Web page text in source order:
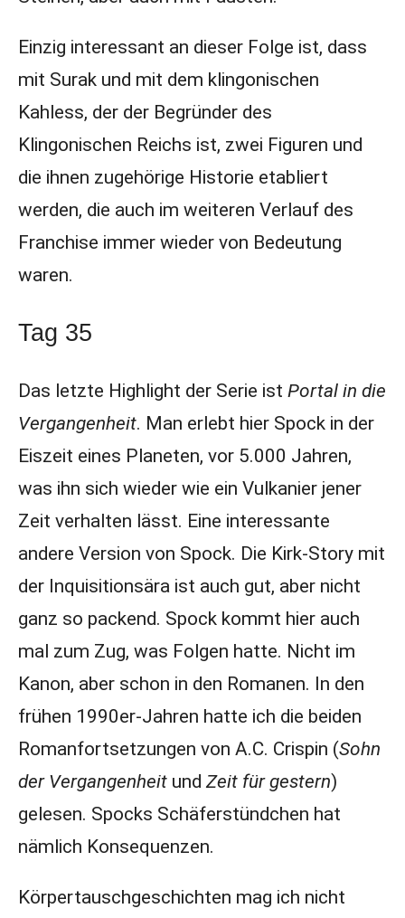
Einzig interessant an dieser Folge ist, dass
mit Surak und mit dem klingonischen
Kahless, der der Begründer des
Klingonischen Reichs ist, zwei Figuren und
die ihnen zugehörige Historie etabliert
werden, die auch im weiteren Verlauf des
Franchise immer wieder von Bedeutung
waren.
Tag 35
Das letzte Highlight der Serie ist Portal in die
Vergangenheit. Man erlebt hier Spock in der
Eiszeit eines Planeten, vor 5.000 Jahren,
was ihn sich wieder wie ein Vulkanier jener
Zeit verhalten lässt. Eine interessante
andere Version von Spock. Die Kirk-Story mit
der Inquisitionsära ist auch gut, aber nicht
ganz so packend. Spock kommt hier auch
mal zum Zug, was Folgen hatte. Nicht im
Kanon, aber schon in den Romanen. In den
frühen 1990er-Jahren hatte ich die beiden
Romanfortsetzungen von A.C. Crispin (Sohn
der VergangenheitundZeit für gestern)
gelesen. Spocks Schäferstündchen hat
nämlich Konsequenzen.
Körpertauschgeschichten mag ich nicht